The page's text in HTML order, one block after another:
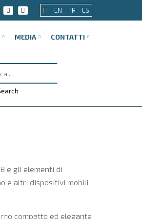
IT EN FR ES
MEDIA CONTATTI
e gli elementi di
e altri dispositivi mobili
compatto ed elegante